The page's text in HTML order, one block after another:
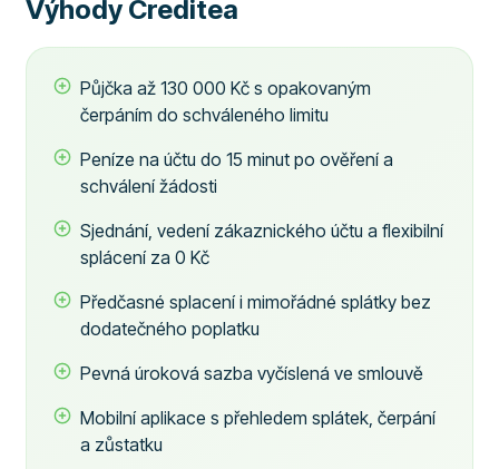
Výhody Creditea
Půjčka až 130 000 Kč s opakovaným
čerpáním do schváleného limitu
Peníze na účtu do 15 minut po ověření a
schválení žádosti
Sjednání, vedení zákaznického účtu a flexibilní
splácení za 0 Kč
Předčasné splacení i mimořádné splátky bez
dodatečného poplatku
Pevná úroková sazba vyčíslená ve smlouvě
Mobilní aplikace s přehledem splátek, čerpání
a zůstatku